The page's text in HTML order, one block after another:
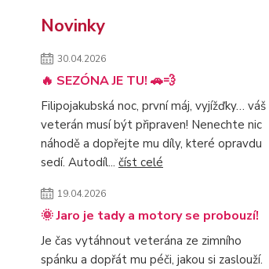
Novinky
30.04.2026
🔥 SEZÓNA JE TU! 🚗💨
Filipojakubská noc, první máj, vyjížďky… váš
veterán musí být připraven! Nenechte nic
náhodě a dopřejte mu díly, které opravdu
sedí. Autodíl... číst celé
19.04.2026
🌞 Jaro je tady a motory se probouzí!
Je čas vytáhnout veterána ze zimního
spánku a dopřát mu péči, jakou si zaslouží.